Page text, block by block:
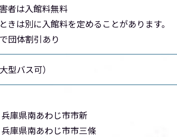
者は入館料無料
きは別に入館料を定めることがあります。
団体割引あり
型バス可）
庫県南あわじ市市新
兵庫県南あわじ市市三條